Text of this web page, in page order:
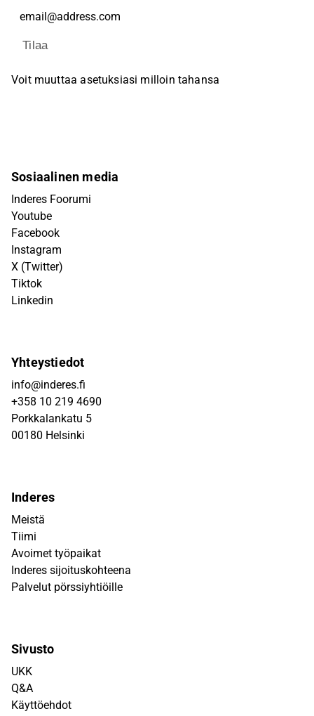
Tilaa
Voit muuttaa asetuksiasi milloin tahansa
Sosiaalinen media
Inderes Foorumi
Youtube
Facebook
Instagram
X (Twitter)
Tiktok
Linkedin
Yhteystiedot
info@inderes.fi
+358 10 219 4690
Porkkalankatu 5
00180 Helsinki
Inderes
Meistä
Tiimi
Avoimet työpaikat
Inderes sijoituskohteena
Palvelut pörssiyhtiöille
Sivusto
UKK
Q&A
Käyttöehdot